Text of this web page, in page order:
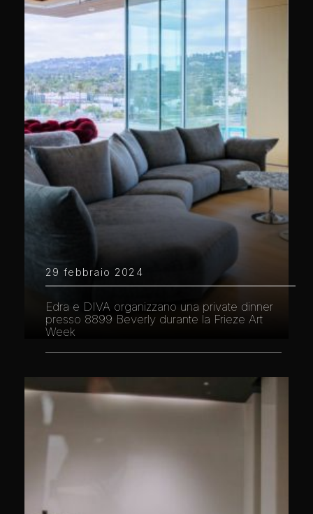
29 febbraio 2024
Edra e DIVA organizzano una private dinner
presso 8899 Beverly durante la Frieze Art
Week